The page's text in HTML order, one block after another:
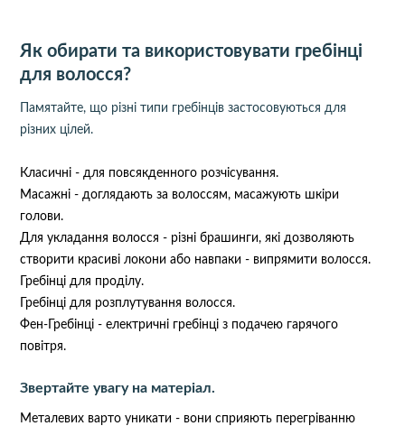
Як обирати та використовувати гребінці
для волосся?
Памятайте, що різні типи гребінців застосовуються для
різних цілей.
Класичні - для повсякденного розчісування.
Масажні - доглядають за волоссям, масажують шкіри
голови.
Для укладання волосся - різні брашинги, які дозволяють
створити красиві локони або навпаки - випрямити волосся.
Гребінці для проділу.
Гребінці для розплутування волосся.
Фен-Гребінці - електричні гребінці з подачею гарячого
повітря.
Звертайте увагу на матеріал.
Металевих варто уникати - вони сприяють перегріванню